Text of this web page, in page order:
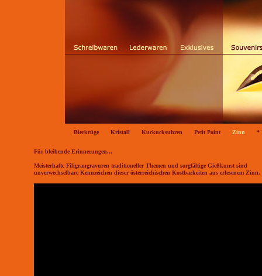
Bierkrüge Kristall Kuckucksuhren Petit Point Zinn *
Für bleibende Erinnerungen...
Meisterhafte Filigrangravuren traditioneller Themen und sorgfältige Gießkunst sind
unverwechselbare Kennzeichen dieser österreichischen Kostbarkeiten aus erlesenem Zinn.